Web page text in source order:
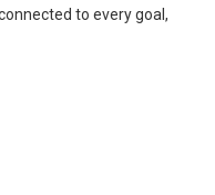
to every goal,